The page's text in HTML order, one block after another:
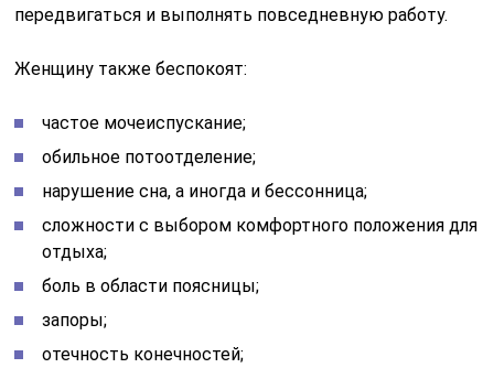
передвигаться и выполнять повседневную работу.
Женщину также беспокоят:
частое мочеиспускание;
обильное потоотделение;
нарушение сна, а иногда и бессонница;
сложности с выбором комфортного положения для
отдыха;
боль в области поясницы;
запоры;
отечность конечностей;